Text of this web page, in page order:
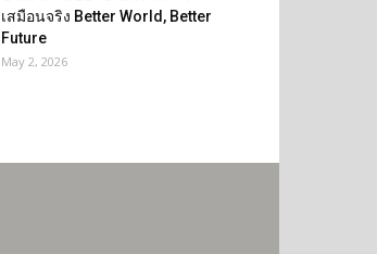
เสมือนจริง Better World, Better
Future
May 2, 2026